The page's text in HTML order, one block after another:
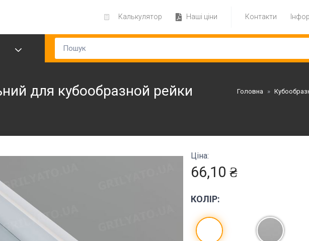
Калькулятор Наші ціни Контакти
Головна »
для кубообразной рейки
Ціна:
66,10 ₴
КОЛІР: